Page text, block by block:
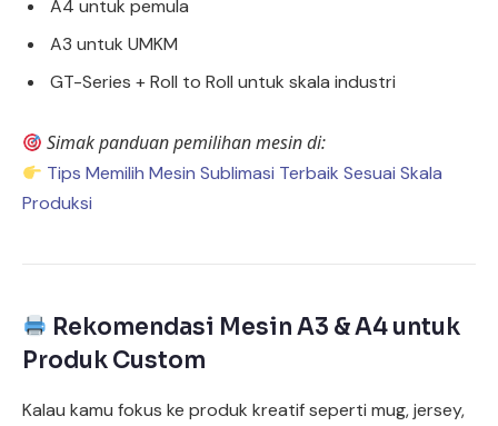
A4 untuk pemula
A3 untuk UMKM
GT-Series + Roll to Roll untuk skala industri
Simak panduan pemilihan mesin di:
Tips Memilih Mesin Sublimasi Terbaik Sesuai Skala
Produksi
Rekomendasi Mesin A3 & A4 untuk
Produk Custom
Kalau kamu fokus ke produk kreatif seperti mug, jersey,